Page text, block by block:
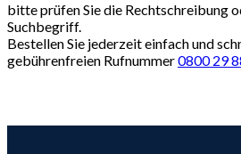
bitte prüfen Sie die Rechtschreibung
Suchbegriff.
Bestellen Sie jederzeit einfach und
gebührenfreien Rufnummer0800 29